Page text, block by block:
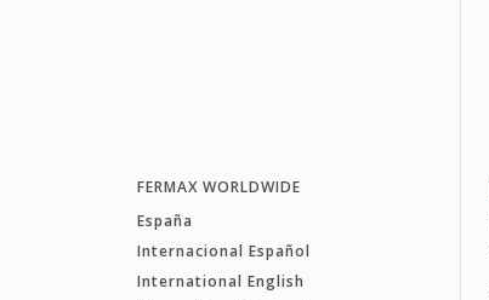
FERMAX WORLDWIDE
España
Internacional Español
International English